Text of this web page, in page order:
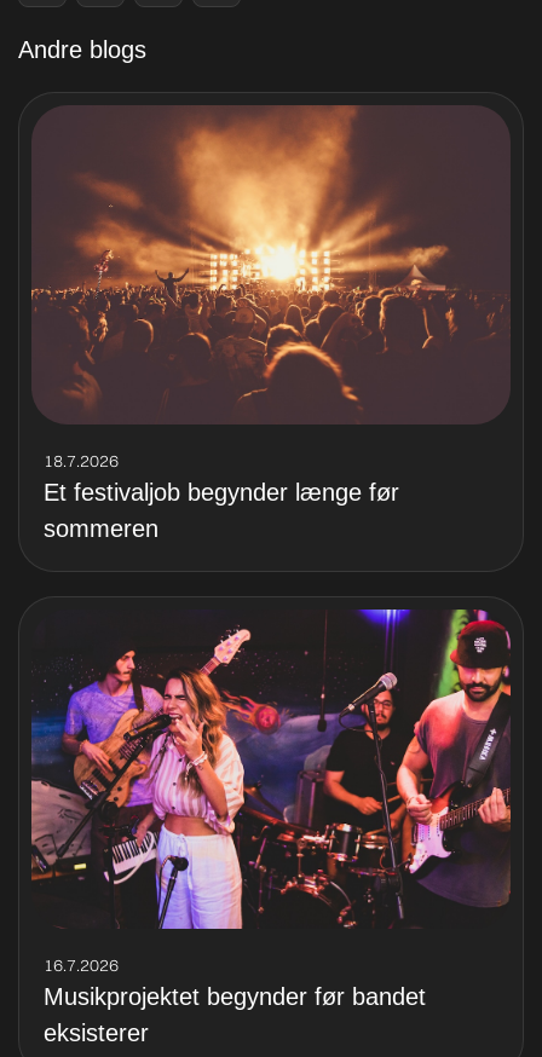
Andre blogs
18.7.2026
Et festivaljob begynder længe før
sommeren
16.7.2026
Musikprojektet begynder før bandet
eksisterer